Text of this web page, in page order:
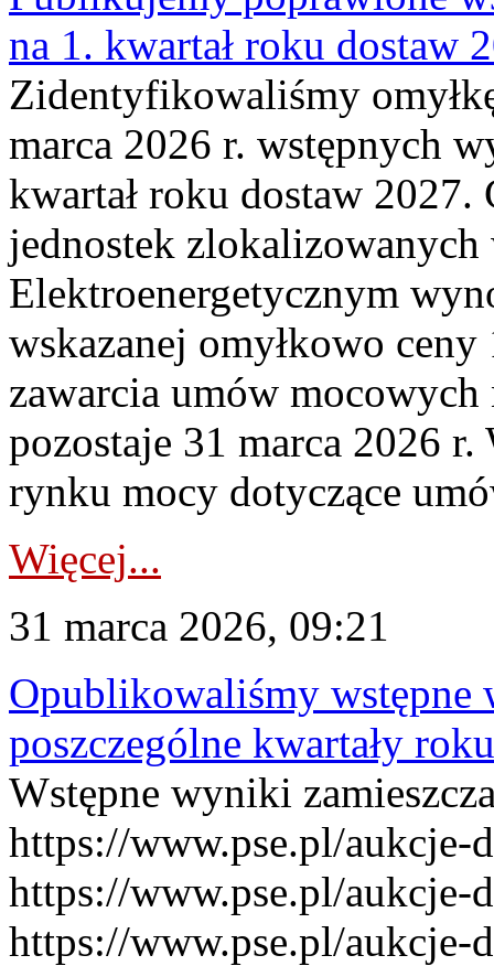
na 1. kwartał roku dostaw
Zidentyfikowaliśmy
marca 2026 r. wstępnych
kwartał roku dostaw
jednostek
Elektroenergetycznym
wskazanej omyłkowo
zawarcia umów
pozostaje 31 marca 2026
rynku mocy dotyczące
Więcej...
31 marca 2026, 09:21
Opublikowaliśmy
poszczególne kwartały
Wstępne wyniki
https://www.pse.pl/aukcje-
https://www.pse.pl/aukcje-
https://www.pse.pl/aukcje-